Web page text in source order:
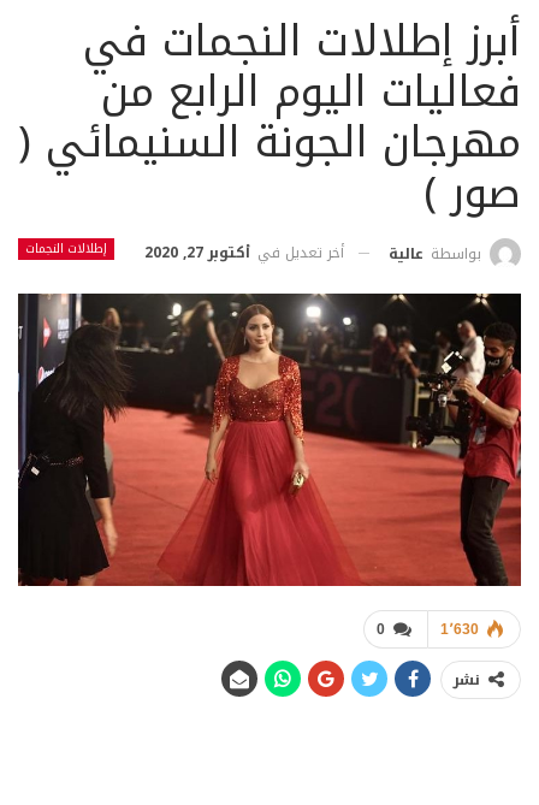
أبرز إطلالات النجمات في
فعاليات اليوم الرابع من
مهرجان الجونة السنيمائي (
صور )
إطلالات النجمات بواسطة عالية أخر تعديل في أكتوبر 27, 2020
0 1٬630
نشر